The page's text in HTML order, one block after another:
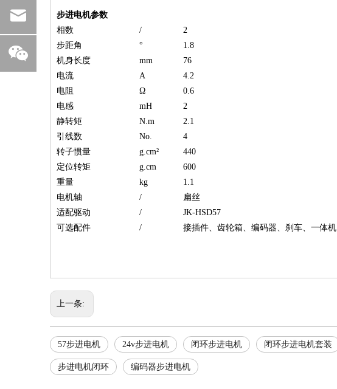
步进电机参数
相数
/
2
步距角
°
1.8
机身长度
mm
76
电流
A
4.2
电阻
Ω
0.6
电感
mH
2
静转矩
N.m
2.1
引线数
No.
4
转子惯量
g.cm²
440
定位转矩
g.cm
600
重量
kg
1.1
电机轴
/
扁丝
适配驱动
/
JK-HSD57
可选配件
/ 接插件、齿轮箱、编码器、刹车、一体机
上一条:
57步进电机 24v步进电机 闭环步进电机 闭环步进电机套装
步进电机闭环 编码器步进电机